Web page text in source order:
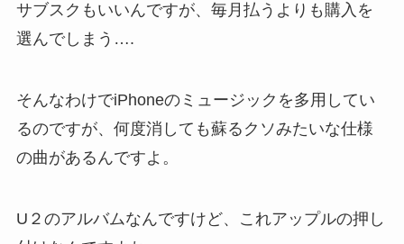
サブスクもいいんですが、毎月払うよりも購入を
選んでしまう….
そんなわけでiPhoneのミュージックを多用してい
るのですが、何度消しても蘇るクソみたいな仕様
の曲があるんですよ。
U２のアルバムなんですけど、これアップルの押し